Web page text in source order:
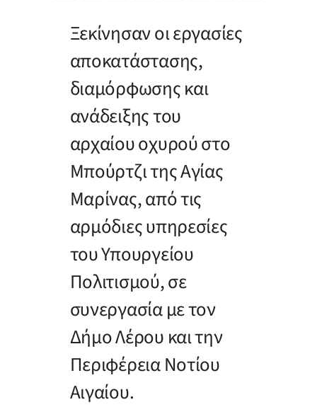
Ξεκίνησαν οι εργασίες
αποκατάστασης,
διαμόρφωσης και
ανάδειξης του
αρχαίου οχυρού στο
Μπούρτζι της Αγίας
Μαρίνας, από τις
αρμόδιες υπηρεσίες
του Υπουργείου
Πολιτισμού, σε
συνεργασία με τον
Δήμο Λέρου και την
Περιφέρεια Νοτίου
Αιγαίου.